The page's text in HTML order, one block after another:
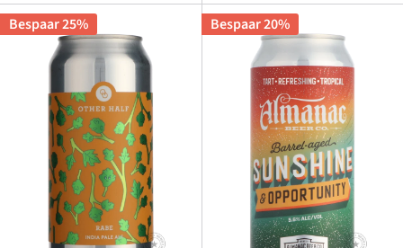
Bespaar 25% Bespaar 20%